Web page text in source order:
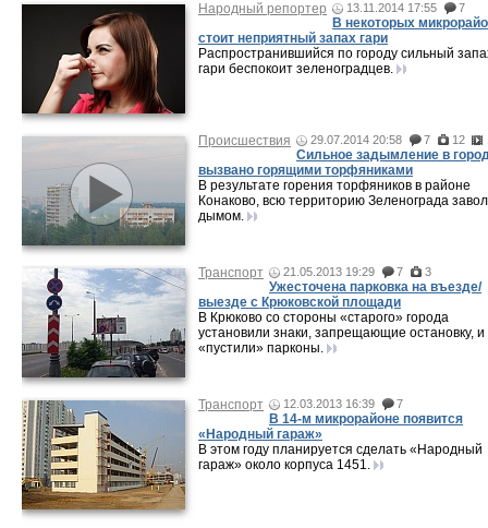
Народный репортер 13.11.2014 17:55 7
В некоторых
стоит неприятный запах гари
Распространившийся по городу сильный
гари беспокоит зеленоградцев.
Происшествия 29.07.2014 20:58 7 12
Сильное задымление в
вызвано горящими торфяниками
В результате горения торфяников в районе
Конаково, всю территорию Зеленограда
дымом.
Транспорт 21.05.2013 19:29 7 3
Ужесточена парковка на въезде/
выезде с Крюковской площади
В Крюково со стороны «старого» города
установили знаки, запрещающие остановку, и
«пустили» парконы.
Транспорт 12.03.2013 16:39 7
В 14-м микрорайоне появится
«Народный гараж»
В этом году планируется сделать «Народный
гараж» около корпуса 1451.